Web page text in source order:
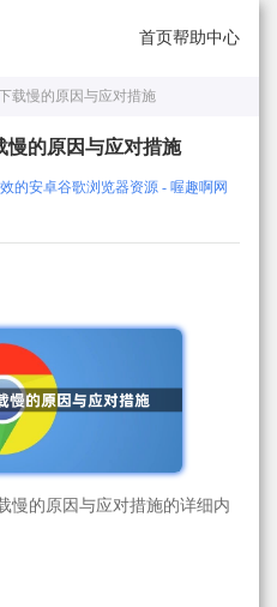
首页帮助中心
载慢的原因与应对措施
慢的原因与应对措施
的安卓谷歌浏览器资源 - 喔趣啊网
慢的原因与应对措施的详细内